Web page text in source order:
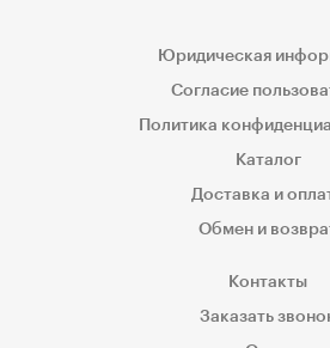
Юридическая
Согласие
Политика
Каталог
Доставка и
Обмен и
Контакты
Заказать